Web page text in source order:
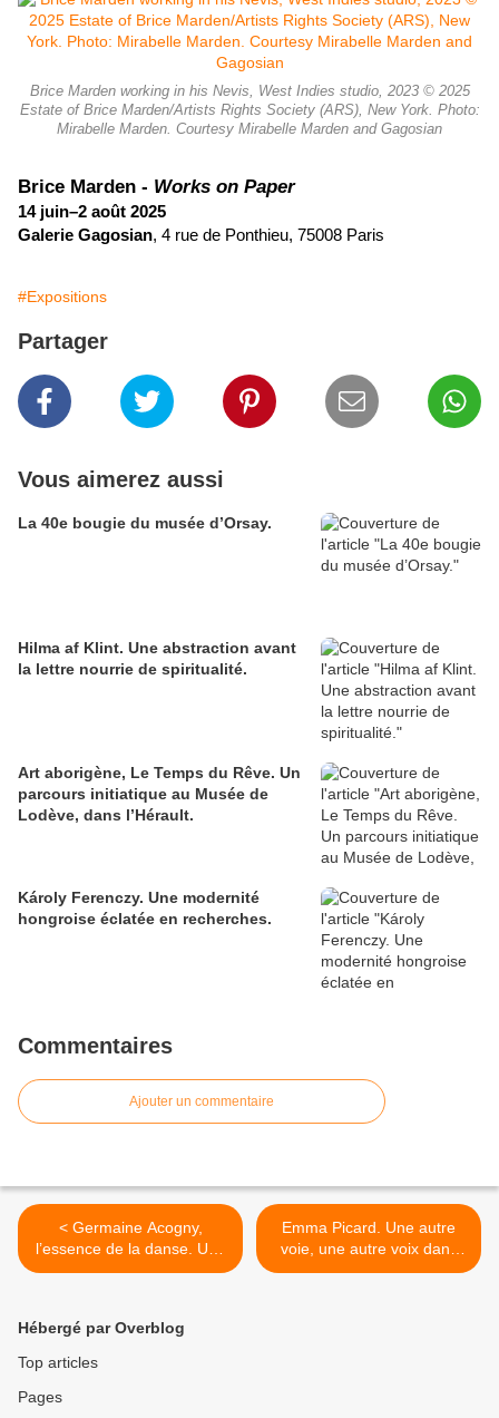
Brice Marden working in his Nevis, West Indies studio, 2023 © 2025
Estate of Brice Marden/Artists Rights Society (ARS), New York. Photo:
Mirabelle Marden. Courtesy Mirabelle Marden and Gagosian
Brice Marden - Works on Paper
14 juin–2 août 2025
Galerie Gagosian, 4 rue de Ponthieu, 75008 Paris
#Expositions
Partager
Vous aimerez aussi
La 40e bougie du musée d’Orsay.
Hilma af Klint. Une abstraction avant
la lettre nourrie de spiritualité.
Art aborigène, Le Temps du Rêve. Un
parcours initiatique au Musée de
Lodève, dans l’Hérault.
Károly Ferenczy. Une modernité
hongroise éclatée en recherches.
Commentaires
Ajouter un commentaire
< Germaine Acogny,
l’essence de la danse. Une
leçon de vie.
Emma Picard. Une autre
voie, une autre voix dans
l’histoire de la colonisation.
Hébergé par Overblog
Top articles
Pages